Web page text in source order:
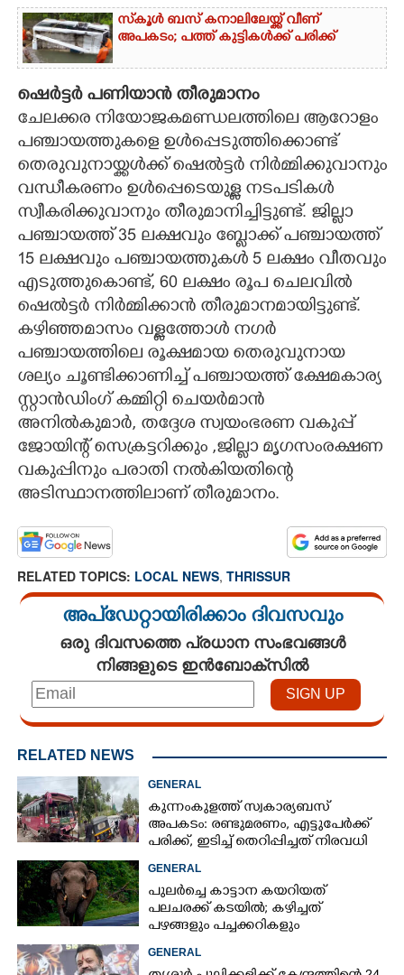
സ്‌കൂൾ ബസ് കനാലിലേയ്ക്ക് വീണ്
അപകടം; പത്ത് കുട്ടികൾക്ക് പരിക്ക്
ഷെർട്ടർ പണിയാൻ തീരുമാനം
ചേലക്കര നിയോജകമണ്ഡലത്തിലെ ആറോളം
പഞ്ചായത്തുകളെ ഉൾപ്പെടുത്തിക്കൊണ്ട്
തെരുവുനായ്ക്കൾക്ക് ഷെൽട്ടർ നിർമ്മിക്കുവാനും
വന്ധീകരണം ഉൾപ്പെടെയുള്ള നടപടികൾ
സ്വീകരിക്കുവാനും തീരുമാനിച്ചിട്ടുണ്ട്. ജില്ലാ
പഞ്ചായത്ത് 35 ലക്ഷവും ബ്ലോക്ക് പഞ്ചായത്ത്
15 ലക്ഷവും പഞ്ചായത്തുകൾ 5 ലക്ഷം വീതവും
എടുത്തുകൊണ്ട്, 60 ലക്ഷം രൂപ ചെലവിൽ
ഷെൽട്ടർ നിർമ്മിക്കാൻ തീരുമാനമായിട്ടുണ്ട്.
കഴിഞ്ഞമാസം വള്ളത്തോൾ നഗർ
പഞ്ചായത്തിലെ രൂക്ഷമായ തെരുവുനായ
ശല്യം ചൂണ്ടിക്കാണിച്ച് പഞ്ചായത്ത് ക്ഷേമകാര്യ
സ്റ്റാൻഡിംഗ് കമ്മിറ്റി ചെയർമാൻ
അനിൽകുമാർ, തദ്ദേശ സ്വയംഭരണ വകുപ്പ്
ജോയിന്റ് സെക്രട്ടറിക്കും ,ജില്ലാ മൃഗസംരക്ഷണ
വകുപ്പിനും പരാതി നൽകിയതിന്റെ
അടിസ്ഥാനത്തിലാണ് തീരുമാനം.
RELATED TOPICS: LOCAL NEWS, THRISSUR
അപ്ഡേറ്റായിരിക്കാം ദിവസവും
ഒരു ദിവസത്തെ പ്രധാന സംഭവങ്ങൾ
നിങ്ങളുടെ ഇൻബോക്സിൽ
RELATED NEWS
GENERAL
കുന്നംകുളത്ത് സ്വകാര്യബസ്
അപകടം: രണ്ടുമരണം, എട്ടുപേർക്ക്
പരിക്ക്, ഇടിച്ച് തെറിപ്പിച്ചത് നിരവധി
GENERAL
പുലർച്ചെ കാട്ടാന കയറിയത്
പലചരക്ക് കടയിൽ; കഴിച്ചത്
പഴങ്ങളും പച്ചക്കറികളും
GENERAL